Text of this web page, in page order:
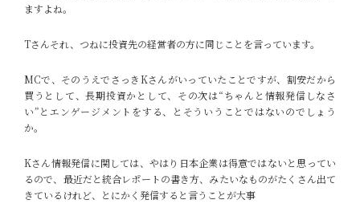
ますよね。
Tさんそれ、つねに投資先の経営者の方に同じことを言っています。
MCで、そのうえでさっきKさんがいっていたことですが、割安だから
買うとして、長期投資かとして、その次は“ちゃんと情報発信しなさ
い”とエンゲージメントをする、とそういうことではないのでしょう
か。
Kさん情報発信に関しては、やはり日本企業は得意ではないと思ってい
るので、最近だと統合レポートの書き方、みたいなものがたくさん出て
きているけれど、とにかく発信すると言うことが大事